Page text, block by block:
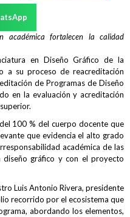
académica fortalecen la calidad
en Diseño Gráfico de la
a su proceso de reacreditación
de Programas de Diseño
en la evaluación y acreditación
100 % del cuerpo docente que
que evidencia el alto grado
académica de las
gráfico y con el proyecto
Luis Antonio Rivera, presidente
recorrido por el ecosistema que
abordando los elementos,